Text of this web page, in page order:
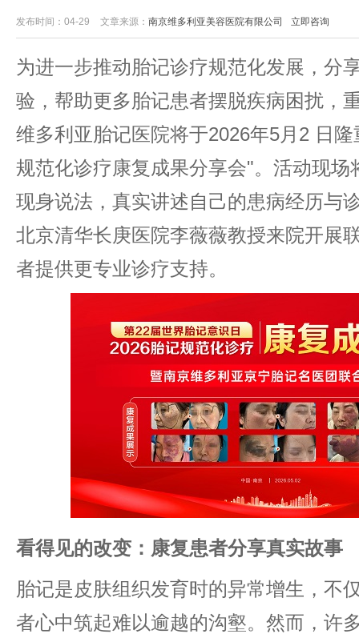
发布时间：04-29 文章来源： 南京维多利亚美容医院有限公司 立即咨询
为进一步推动胎记诊疗规范化发展，分
验，帮助更多胎记患者摆脱疾病困扰，
维多利亚胎记医院将于2026年5月2 日
规范化诊疗康复成果分享会"。活动现场
现身说法，真实讲述自己的患病经历与
北京清华长庚医院李薇薇教授来院开展
者提供更专业诊疗支持。
看得见的改变：康复患者分享真实故事
胎记是皮肤组织发育时的异常增生，不
者心中筑起难以逾越的沟壑。然而，许